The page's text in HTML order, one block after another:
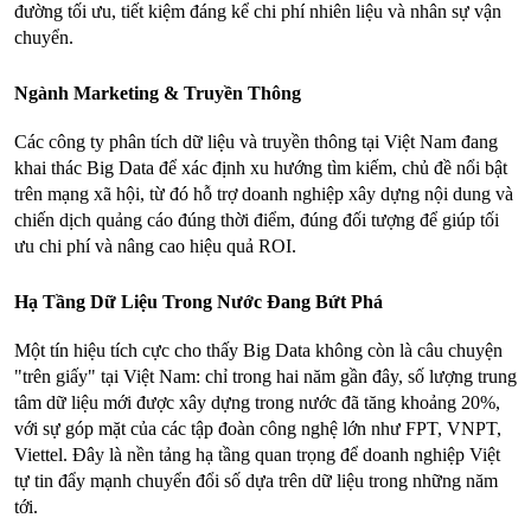
đường tối ưu, tiết kiệm đáng kể chi phí nhiên liệu và nhân sự vận
chuyển.
Ngành Marketing & Truyền Thông
Các công ty phân tích dữ liệu và truyền thông tại Việt Nam đang
khai thác Big Data để xác định xu hướng tìm kiếm, chủ đề nổi bật
trên mạng xã hội, từ đó hỗ trợ doanh nghiệp xây dựng nội dung và
chiến dịch quảng cáo đúng thời điểm, đúng đối tượng để giúp tối
ưu chi phí và nâng cao hiệu quả ROI.
Hạ Tầng Dữ Liệu Trong Nước Đang Bứt Phá
Một tín hiệu tích cực cho thấy Big Data không còn là câu chuyện
"trên giấy" tại Việt Nam: chỉ trong hai năm gần đây, số lượng trung
tâm dữ liệu mới được xây dựng trong nước đã tăng khoảng 20%,
với sự góp mặt của các tập đoàn công nghệ lớn như FPT, VNPT,
Viettel. Đây là nền tảng hạ tầng quan trọng để doanh nghiệp Việt
tự tin đẩy mạnh chuyển đổi số dựa trên dữ liệu trong những năm
tới.